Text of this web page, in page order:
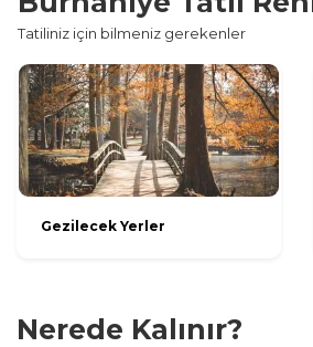
Tatiliniz için bilmeniz gerekenler
Gezilecek Yerler
Nerede Kalınır?